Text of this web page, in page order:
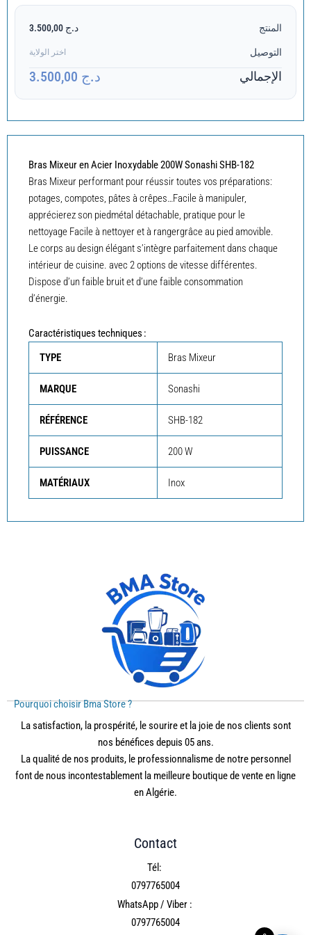
المنتج د.ج 3.500,00
التوصيل اختر الولاية
الإجمالي د.ج 3.500,00
Bras Mixeur en Acier Inoxydable 200W Sonashi SHB-182
Bras Mixeur performant pour réussir toutes vos préparations:
potages, compotes, pâtes à crêpes…Facile à manipuler,
apprécierez son piedmétal détachable, pratique pour le
nettoyage Facile à nettoyer et à rangergrâce au pied amovible.
Le corps au design élégant s’intègre parfaitement dans chaque
intérieur de cuisine. avec 2 options de vitesse différentes.
Dispose d’un faible bruit et d’une faible consommation
d’énergie.
Caractéristiques techniques :
TYPE
Bras Mixeur
MARQUE Sonashi
RÉFÉRENCE SHB-182
PUISSANCE 200 W
MATÉRIAUX Inox
Pourquoi choisir Bma Store ?
La satisfaction, la prospérité, le sourire et la joie de nos clients sont
nos bénéfices depuis 05 ans.
La qualité de nos produits, le professionnalisme de notre personnel
font de nous incontestablement la meilleure boutique de vente en ligne
en Algérie.
Contact
Tél:
0797765004
WhatsApp / Viber :
0797765004